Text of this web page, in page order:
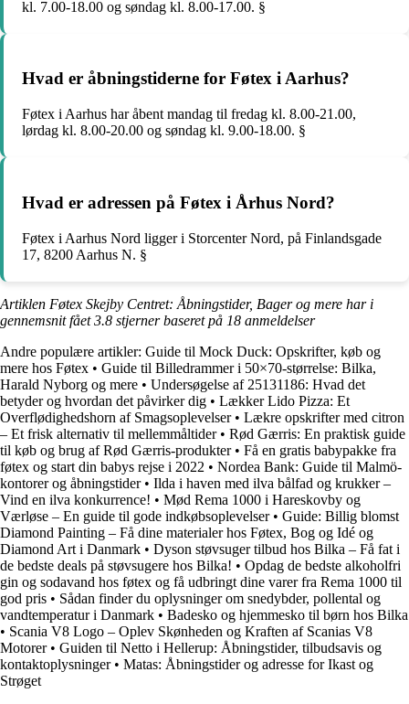
kl. 7.00-18.00 og søndag kl. 8.00-17.00. §
Hvad er åbningstiderne for Føtex i Aarhus?
Føtex i Aarhus har åbent mandag til fredag kl. 8.00-21.00,
lørdag kl. 8.00-20.00 og søndag kl. 9.00-18.00. §
Hvad er adressen på Føtex i Århus Nord?
Føtex i Aarhus Nord ligger i Storcenter Nord, på Finlandsgade
17, 8200 Aarhus N. §
Artiklen Føtex Skejby Centret: Åbningstider, Bager og mere har i
gennemsnit fået3.8 stjerner baseret på 18 anmeldelser
Andre populære artikler: Guide til Mock Duck: Opskrifter, køb og
mere hos Føtex • Guide til Billedrammer i 50×70-størrelse: Bilka,
Harald Nyborg og mere • Undersøgelse af 25131186: Hvad det
betyder og hvordan det påvirker dig • Lækker Lido Pizza: Et
Overflødighedshorn af Smagsoplevelser• Lækre opskrifter med citron
– Et frisk alternativ til mellemmåltider• Rød Gærris: En praktisk guide
til køb og brug af Rød Gærris-produkter• Få en gratis babypakke fra
føtex og start din babys rejse i 2022 • Nordea Bank: Guide til Malmö-
kontorer og åbningstider• Ilda i haven med ilva bålfad og krukker –
Vind en ilva konkurrence! • Mød Rema 1000 i Hareskovby og
Værløse – En guide til gode indkøbsoplevelser• Guide: Billig blomst
Diamond Painting – Få dine materialer hos Føtex, Bog og Idé og
Diamond Art i Danmark • Dyson støvsuger tilbud hos Bilka – Få fat i
de bedste deals på støvsugere hos Bilka! • Opdag de bedste alkoholfri
gin og sodavand hos føtex og få udbringt dine varer fra Rema 1000 til
god pris • Sådan finder du oplysninger om snedybder, pollental og
vandtemperatur i Danmark • Badesko og hjemmesko til børn hos Bilka
• Scania V8 Logo – Oplev Skønheden og Kraften af Scanias V8
Motorer• Guiden til Netto i Hellerup: Åbningstider, tilbudsavis og
kontaktoplysninger• Matas: Åbningstider og adresse for Ikast og
Strøget